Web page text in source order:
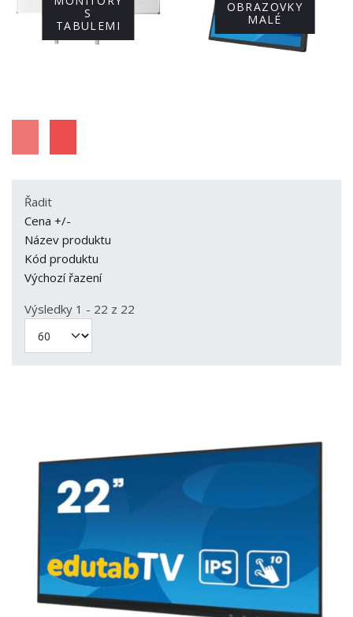
S
TABULEMI
OBRAZOVKY
MALÉ
Řadit
Cena +/-
Název produktu
Kód produktu
Výchozí řazení
Výsledky 1 - 22 z 22